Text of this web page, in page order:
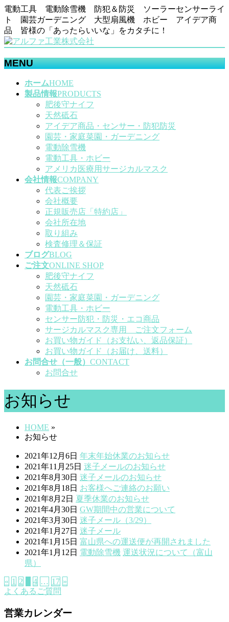
電動工具 電動除雪機 防犯＆防災 ソーラーセンサーライ
ト 園芸ガーデニング 大型扇風機 ホビー アイデア商
品 皆様の「あったらいいな」をカタチに！
MENU
ホームHOME
製品情報PRODUCTS
肥後守ナイフ
天然砥石
アイデア商品・センサー・防犯防災
園芸・家庭菜園・ガーデニング
電動除雪機
電動工具・ホビー
アメリカ医療用サージカルマスク
会社情報COMPANY
代表ご挨拶
会社概要
正規販売店「特約店」
会社所在地
取り組み
検査修理＆保証
ブログBLOG
ご注文ONLINE SHOP
肥後守ナイフ
天然砥石
園芸・家庭菜園・ガーデニング
電動工具・ホビー
センサー防犯・防災・エコ商品
サージカルマスク専用 ご注文フォーム
お買い物ガイド（お支払い、返品保証）
お買い物ガイド（お届け、送料）
お問合せ（一般） CONTACT
お問合せ
お知らせ
HOME »
お知らせ
2021年12月6日 年末年始休業のお知らせ
2021年11月25日 迷子メールのお知らせ
2021年8月30日 迷子メールのお知らせ
2021年8月18日 お客様へご連絡のお願い
2021年8月2日 夏季休業のお知らせ
2021年4月30日 GW期間中の営業について
2021年3月30日 迷子メール（3/29）
2021年1月27日 迷子メール
2021年1月15日 富山県への運送便が再開されました
2021年1月12日 電動除雪機 運送状況について（富山
県）
« 1 2 4 … 17 »
よくあるご質問
営業カレンダー